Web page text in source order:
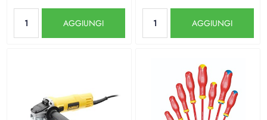
AGGIUNGI AGGIUNGI